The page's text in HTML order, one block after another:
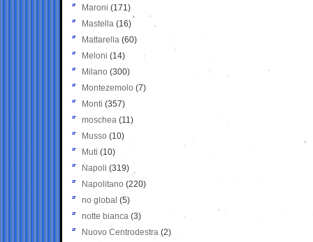
Maroni (171)
Mastella (16)
Mattarella (60)
Meloni (14)
Milano (300)
Montezemolo (7)
Monti (357)
moschea (11)
Musso (10)
Muti (10)
Napoli (319)
Napolitano (220)
no global (5)
notte bianca (3)
Nuovo Centrodestra (2)